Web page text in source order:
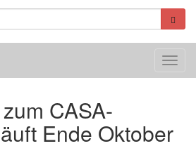
CASA-
Ende Oktober